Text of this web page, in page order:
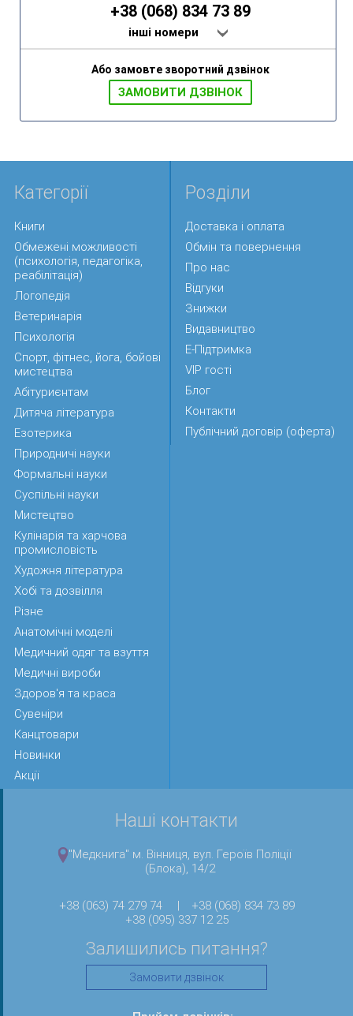
+38 (068) 834 73 89
інші номери
Або замовте зворотний дзвінок
ЗАМОВИТИ ДЗВIНОК
Категорії
Книги
Обмежені можливості
(психологія, педагогіка,
реабілітація)
Логопедія
Ветеринарія
Психологія
Спорт, фітнес, йога, бойові
мистецтва
Абітуриєнтам
Дитяча література
Езотерика
Природничі науки
Формальні науки
Суспільні науки
Мистецтво
Кулінарія та харчова
промисловість
Художня література
Хобі та дозвілля
Різне
Анатомічні моделі
Медичний одяг та взуття
Медичні вироби
Здоров'я та краса
Сувеніри
Канцтовари
Новинки
Акції
Розділи
Доставка і оплата
Обмін та повернення
Про нас
Відгуки
Знижки
Видавництво
Е-Підтримка
VIP гості
Блог
Контакти
Публічний договір (оферта)
Наші контакти
"Медкнига" м. Вінниця, вул. Героїв Поліції
(Блока), 14/2
+38 (063) 74 279 74 |
+38 (068) 834 73 89
+38 (095) 337 12 25
Залишились питання?
Замовити дзвінок